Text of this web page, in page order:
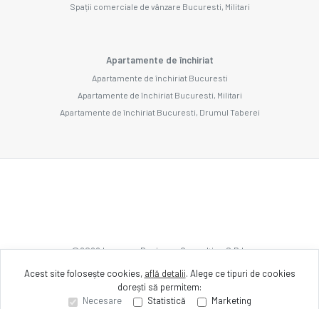
Spații comerciale de vânzare Bucuresti, Militari
Apartamente de închiriat
Apartamente de închiriat Bucuresti
Apartamente de închiriat Bucuresti, Militari
Apartamente de închiriat Bucuresti, Drumul Taberei
©2026Imozone Business Consulting S.R.L.
Site creat în
Acest site folosește cookies, află detalii. Alege ce tipuri de cookies
dorești să permitem:
Necesare
Statistică Marketing